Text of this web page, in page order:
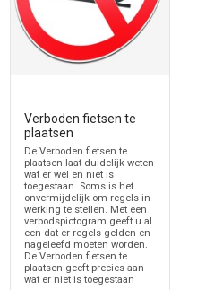
Verboden fietsen te
plaatsen
De Verboden fietsen te
plaatsen laat duidelijk weten
wat er wel en niet is
toegestaan. Soms is het
onvermijdelijk om regels in
werking te stellen. Met een
verbodspictogram geeft u al
een dat er regels gelden en
nageleefd moeten worden.
De Verboden fietsen te
plaatsen geeft precies aan
wat er niet is toegestaan